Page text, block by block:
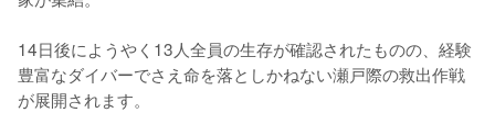
14日後にようやく13人全員の生存が確認されたものの、経験
豊富なダイバーでさえ命を落としかねない瀬戸際の救出作戦
が展開されます。